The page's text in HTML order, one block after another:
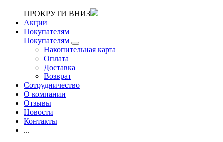
ПРОКРУТИ ВНИЗ
Акции
Покупателям
Покупателям
Накопительная карта
Оплата
Доставка
Возврат
Сотрудничество
О компании
Отзывы
Новости
Контакты
...